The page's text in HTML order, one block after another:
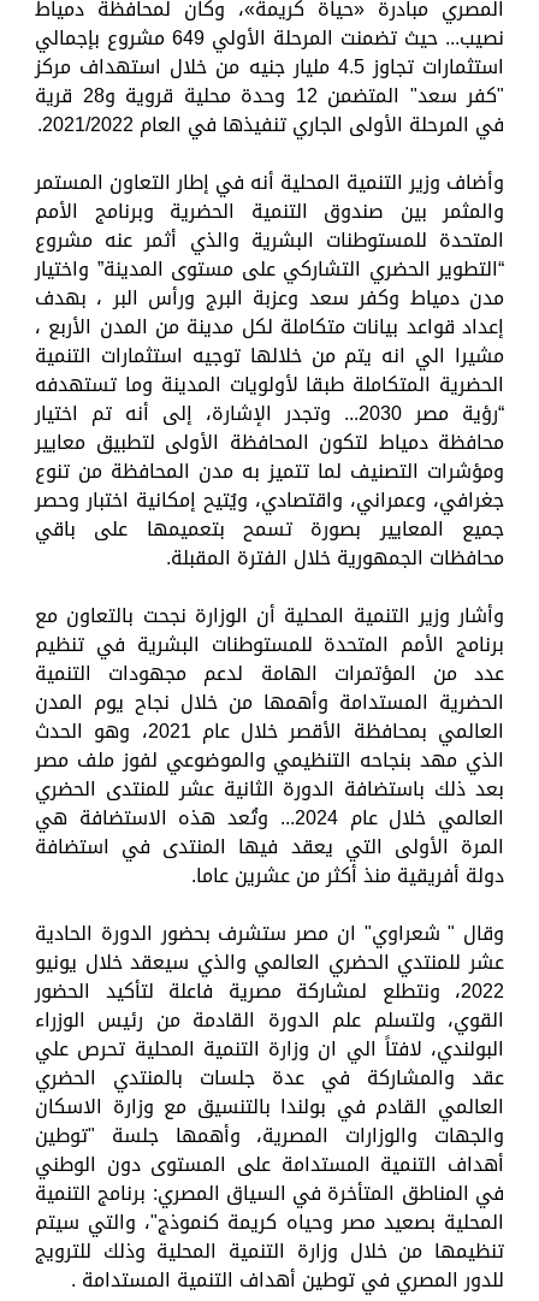
المصري مبادرة «حياة كريمة»، وكان لمحافظة دمياط
نصيب... حيث تضمنت المرحلة الأولي 649 مشروع بإجمالي
استثمارات تجاوز 4.5 مليار جنيه من خلال استهداف مركز
"كفر سعد" المتضمن 12 وحدة محلية قروية و28 قرية
في المرحلة الأولى الجاري تنفيذها في العام 2021/2022.
وأضاف وزير التنمية المحلية أنه في إطار التعاون المستمر
والمثمر بين صندوق التنمية الحضرية وبرنامج الأمم
المتحدة للمستوطنات البشرية والذي أثمر عنه مشروع
“التطوير الحضري التشاركي على مستوى المدينة” واختيار
مدن دمياط وكفر سعد وعزبة البرج ورأس البر ، بهدف
إعداد قواعد بيانات متكاملة لكل مدينة من المدن الأربع ،
مشيرا الي انه يتم من خلالها توجيه استثمارات التنمية
الحضرية المتكاملة طبقا لأولويات المدينة وما تستهدفه
“رؤية مصر 2030... وتجدر الإشارة، إلى أنه تم اختيار
محافظة دمياط لتكون المحافظة الأولى لتطبيق معايير
ومؤشرات التصنيف لما تتميز به مدن المحافظة من تنوع
جغرافي، وعمراني، واقتصادي، ويُتيح إمكانية اختبار وحصر
جميع المعايير بصورة تسمح بتعميمها على باقي
محافظات الجمهورية خلال الفترة المقبلة.
وأشار وزير التنمية المحلية أن الوزارة نجحت بالتعاون مع
برنامج الأمم المتحدة للمستوطنات البشرية في تنظيم
عدد من المؤتمرات الهامة لدعم مجهودات التنمية
الحضرية المستدامة وأهمها من خلال نجاح يوم المدن
العالمي بمحافظة الأقصر خلال عام 2021، وهو الحدث
الذي مهد بنجاحه التنظيمي والموضوعي لفوز ملف مصر
بعد ذلك باستضافة الدورة الثانية عشر للمنتدى الحضري
العالمي خلال عام 2024... وتُعد هذه الاستضافة هي
المرة الأولى التي يعقد فيها المنتدى في استضافة
دولة أفريقية منذ أكثر من عشرين عاما.
وقال " شعراوي" ان مصر ستشرف بحضور الدورة الحادية
عشر للمنتدي الحضري العالمي والذي سيعقد خلال يونيو
2022، ونتطلع لمشاركة مصرية فاعلة لتأكيد الحضور
القوي، ولتسلم علم الدورة القادمة من رئيس الوزراء
البولندي، لافتاً الي ان وزارة التنمية المحلية تحرص علي
عقد والمشاركة في عدة جلسات بالمنتدي الحضري
العالمي القادم في بولندا بالتنسيق مع وزارة الاسكان
والجهات والوزارات المصرية، وأهمها جلسة "توطين
أهداف التنمية المستدامة على المستوى دون الوطني
في المناطق المتأخرة في السياق المصري: برنامج التنمية
المحلية بصعيد مصر وحياه كريمة كنموذج"، والتي سيتم
تنظيمها من خلال وزارة التنمية المحلية وذلك للترويج
للدور المصري في توطين أهداف التنمية المستدامة .